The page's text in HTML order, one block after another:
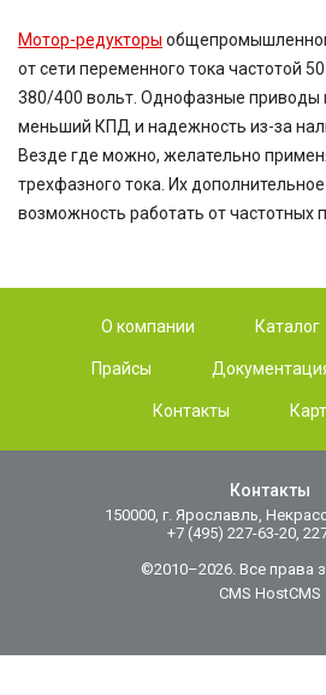
Мотор-редукторы
от сети переменного тока частотой
380/400 вольт. Однофазные приводы
меньший КПД и надежность из-за
Везде где можно, желательно
трехфазного тока. Их
возможность работать от частотных
О компании Каталог
Прайсы
Контакты
Контакты
150000, г. Ярославль,
+7 (495) 227-63-20,
©2010–2026. Все права
CMS HostCMS